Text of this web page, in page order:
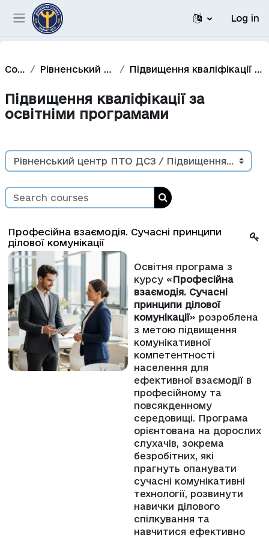
Skip to main content
Side panel
Log in
Courses Рівненський центр ПТО ДСЗ Підвищення кваліфікації за освітніми програмами
Підвищення кваліфікації за
освітніми програмами
Course categories
Search courses
Search courses
Професійна взаємодія. Сучасні принципи
ділової комунікації
Освітня програма з
курсу «Професійна
взаємодія. Сучасні
принципи ділової
комунікації» розроблена
з метою підвищення
комунікативної
компетентності
населення для
ефективної взаємодії в
професійному та
повсякденному
середовищі. Програма
орієнтована на дорослих
слухачів, зокрема
безробітних, які
прагнуть опанувати
сучасні комунікативні
технології, розвинути
навички ділового
спілкування та
навчитися ефективно